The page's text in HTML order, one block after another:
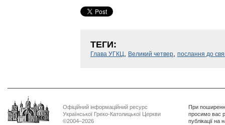
ТЕГИ:
Глава УГКЦ, Великий четвер, послання до
Офіційний інформаційний ресурс
Української Греко-Католицької Церкви
©2004–2026
При
просимо вас
публікації на